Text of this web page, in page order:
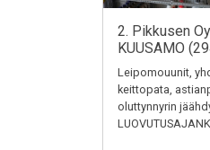
2. Pikkusen
KUUSAMO
Leipomouunit,
keittopata,
oluttynnyrin